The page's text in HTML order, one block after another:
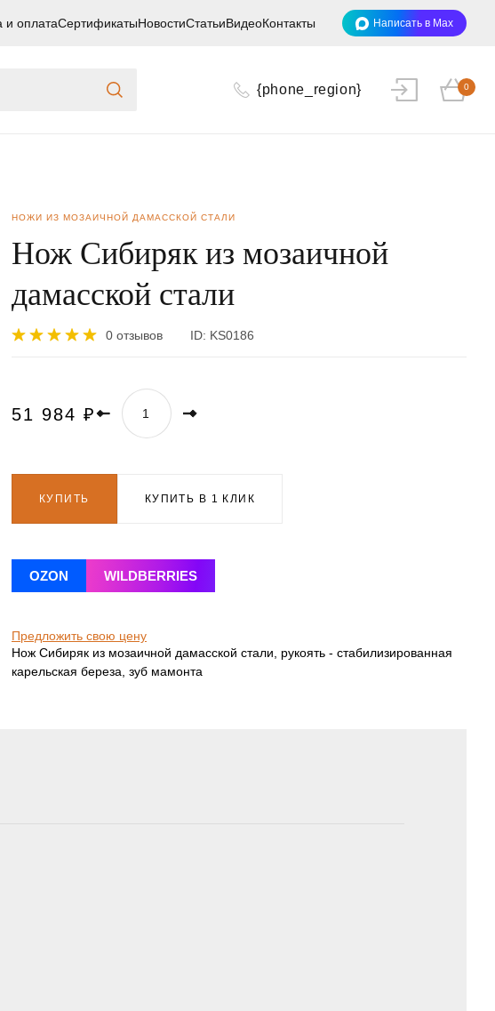
и оплатаСертификатыНовостиСтатьиВидеоКонтакты Написать в Max
{phone_region} 0
НОЖИ ИЗ МОЗАИЧНОЙ ДАМАССКОЙ СТАЛИ
Нож Сибиряк из мозаичной
дамасской стали
0 отзывов ID: KS0186
51 984 ₽
КУПИТЬ КУПИТЬ В 1 КЛИК
OZON WILDBERRIES
Предложить свою цену
Нож Сибиряк из мозаичной дамасской стали, рукоять - стабилизированная
карельская береза, зуб мамонта